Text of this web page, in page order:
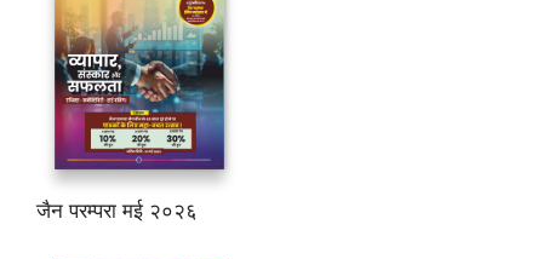
जैन परम्परा मई २०२६